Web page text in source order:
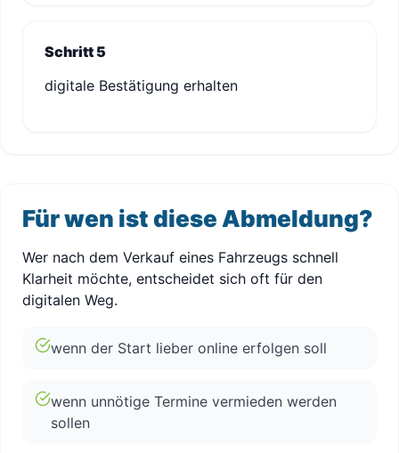
Schritt 5
digitale Bestätigung erhalten
Für wen ist diese Abmeldung?
Wer nach dem Verkauf eines Fahrzeugs schnell
Klarheit möchte, entscheidet sich oft für den
digitalen Weg.
wenn der Start lieber online erfolgen soll
wenn unnötige Termine vermieden werden
sollen